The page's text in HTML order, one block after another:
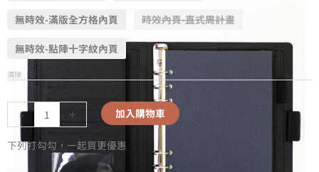
無時效-滿版全方格內頁 時效內頁-直式周計畫
無時效-點陣十字紋內頁
清除
- + 加入購物車
下列打勾勾，一起買更優惠